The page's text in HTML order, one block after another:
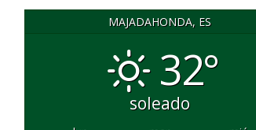
MAJADAHONDA, ES
32°
soleado